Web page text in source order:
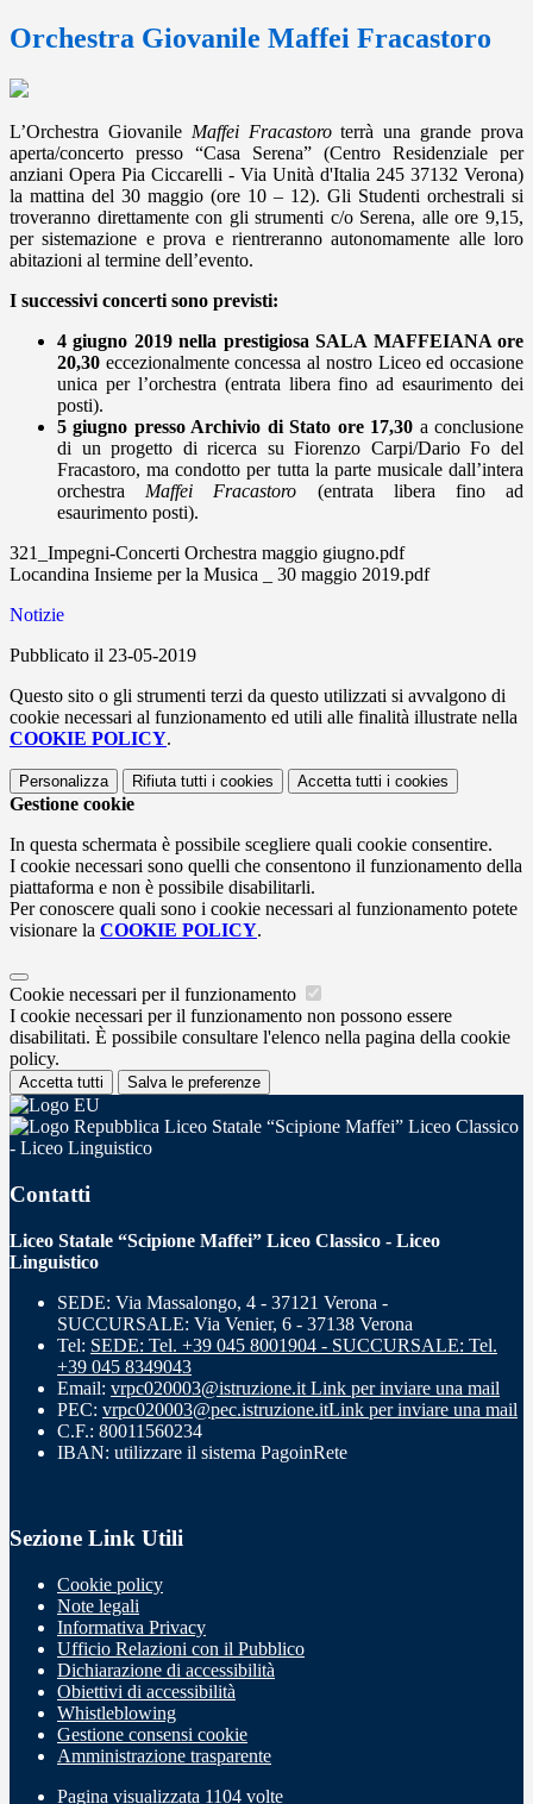
Orchestra Giovanile Maffei Fracastoro
L’Orchestra Giovanile Maffei Fracastoroterrà una grande prova
aperta/concerto presso “Casa Serena” (Centro Residenziale per
anziani Opera Pia Ciccarelli - Via Unità d'Italia 245 37132 Verona)
la mattina del 30 maggio (ore 10 – 12). Gli Studenti orchestrali si
troveranno direttamente con gli strumenti c/o Serena, alle ore 9,15,
per sistemazione e prova e rientreranno autonomamente alle loro
abitazioni al termine dell’evento.
I successivi concerti sono previsti:
4 giugno 2019 nella prestigiosa SALA MAFFEIANA ore
20,30 eccezionalmente concessa al nostro Liceo ed occasione
unica per l’orchestra (entrata libera fino ad esaurimento dei
posti).
5 giugno presso Archivio di Stato ore 17,30 a conclusione
di un progetto di ricerca su Fiorenzo Carpi/Dario Fo del
Fracastoro, ma condotto per tutta la parte musicale dall’intera
orchestra Maffei Fracastoro (entrata libera fino ad
esaurimento posti).
321_Impegni-Concerti Orchestra maggio giugno.pdf
Locandina Insieme per la Musica _ 30 maggio 2019.pdf
Notizie
Pubblicato il 23-05-2019
Questo sito o gli strumenti terzi da questo utilizzati si avvalgono di
cookie necessari al funzionamento ed utili alle finalità illustrate nella
COOKIE POLICY.
Personalizza Rifiuta tutti i cookies Accetta tutti i cookies
Gestione cookie
In questa schermata è possibile scegliere quali cookie consentire.
I cookie necessari sono quelli che consentono il funzionamento della
piattaforma e non è possibile disabilitarli.
Per conoscere quali sono i cookie necessari al funzionamento potete
visionare la COOKIE POLICY.
Cookie necessari per il funzionamento
I cookie necessari per il funzionamento non possono essere
disabilitati. È possibile consultare l'elenco nella pagina della cookie
policy.
Accetta tutti Salva le preferenze
Liceo Statale “Scipione Maffei” Liceo Classico
- Liceo Linguistico
Contatti
Liceo Statale “Scipione Maffei” Liceo Classico - Liceo
Linguistico
SEDE: Via Massalongo, 4 - 37121 Verona -
SUCCURSALE: Via Venier, 6 - 37138 Verona
Tel: SEDE: Tel. +39 045 8001904 - SUCCURSALE: Tel.
+39 045 8349043
Email: vrpc020003@istruzione.it Link per inviare una mail
PEC: vrpc020003@pec.istruzione.itLink per inviare una mail
C.F.: 80011560234
IBAN: utilizzare il sistema PagoinRete
Sezione Link Utili
Cookie policy
Note legali
Informativa Privacy
Ufficio Relazioni con il Pubblico
Dichiarazione di accessibilità
Obiettivi di accessibilità
Whistleblowing
Gestione consensi cookie
Amministrazione trasparente
Pagina visualizzata 1104 volte